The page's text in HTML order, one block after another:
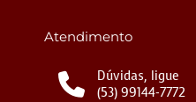
Atendimento
Dúvidas, ligue
(53) 99144-7772